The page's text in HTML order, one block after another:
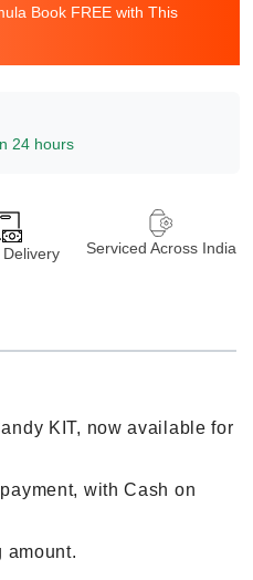
Book FREE with This
24 hours
Delivery Serviced Across India
KIT, now available for
with Cash on
amount.